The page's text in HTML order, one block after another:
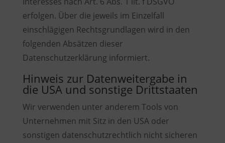
erfolgen. Über die jeweils im Einzelfall
einschlägigen Rechtsgrundlagen wird in den
folgenden Absätzen dieser
Datenschutzerklärung informiert.
Hinweis zur Datenweitergabe in
die USA und sonstige Drittstaaten
Wir verwenden unter anderem Tools von
Unternehmen mit Sitz in den USA oder
sonstigen datenschutzrechtlich nicht sicheren